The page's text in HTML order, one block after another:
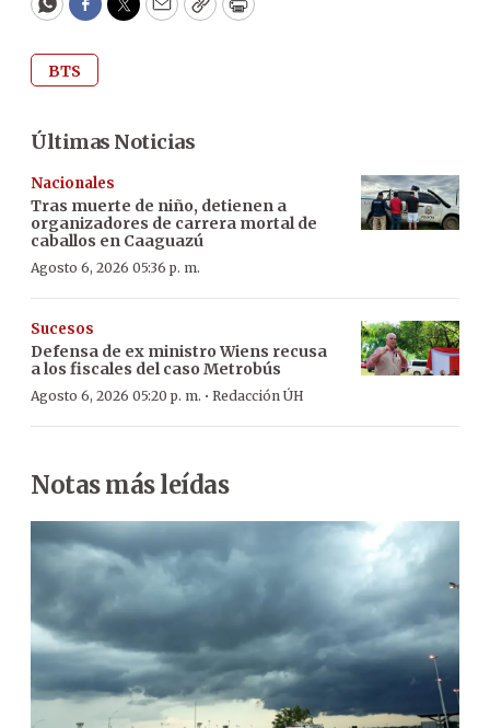
WhatsApp
Facebook
Twitter
EmailCopyPrint
BTS
Últimas Noticias
Nacionales
Tras muerte de niño, detienen a
organizadores de carrera mortal de
caballos en Caaguazú
Agosto 6, 2026 05:36 p. m.
Sucesos
Defensa de ex ministro Wiens recusa
a los fiscales del caso Metrobús
Agosto 6, 2026 05:20 p. m. · Redacción ÚH
Notas más leídas